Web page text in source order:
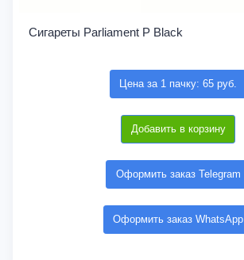
Сигареты Parliament P Black
Цена за 1 пачку: 65 руб.
Добавить в корзину
Оформить заказ Telegram
Оформить заказ WhatsApp